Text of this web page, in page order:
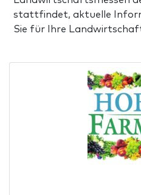
stattfindet, aktuelle
Sie für Ihre